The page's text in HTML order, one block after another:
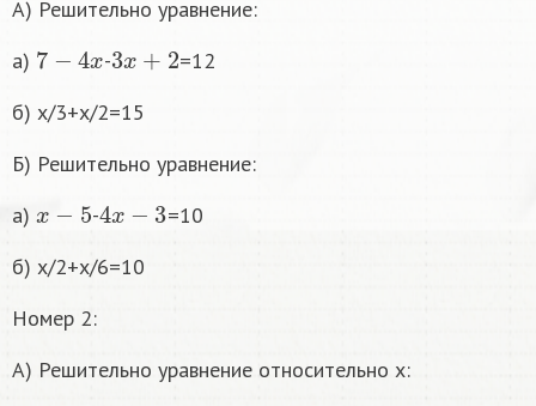
А) Решительно уравнение:
а)
7 x
-
3
=12
б) x/3+x/2=15
Б) Решительно уравнение:
а)
-
4
=10
б) x/2+x/6=10
Номер 2:
А) Решительно уравнение относительно x: